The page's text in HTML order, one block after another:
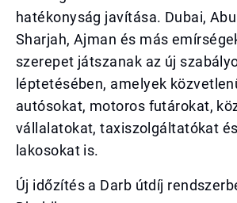
hatékonyság javítása. Dubai,
Sharjah, Ajman és más
szerepet játszanak az új
léptetésében, amelyek
autósokat, motoros futárokat,
vállalatokat, taxiszolgáltatókat
lakosokat is.
Új időzítés a Darb útdíj